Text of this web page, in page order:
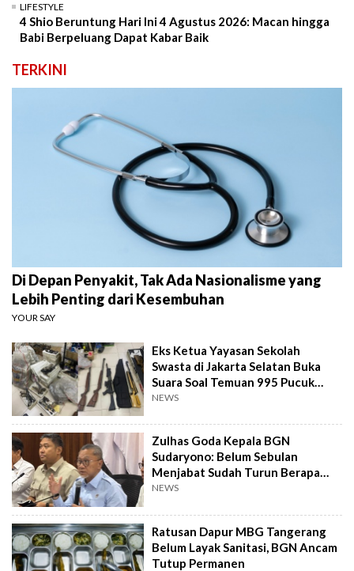
LIFESTYLE
4 Shio Beruntung Hari Ini 4 Agustus 2026: Macan hingga
Babi Berpeluang Dapat Kabar Baik
TERKINI
Di Depan Penyakit, Tak Ada Nasionalisme yang
Lebih Penting dari Kesembuhan
YOUR SAY
Eks Ketua Yayasan Sekolah
Swasta di Jakarta Selatan Buka
Suara Soal Temuan 995 Pucuk
Senjata Api
NEWS
Zulhas Goda Kepala BGN
Sudaryono: Belum Sebulan
Menjabat Sudah Turun Berapa
Kilo?
NEWS
Ratusan Dapur MBG Tangerang
Belum Layak Sanitasi, BGN Ancam
Tutup Permanen